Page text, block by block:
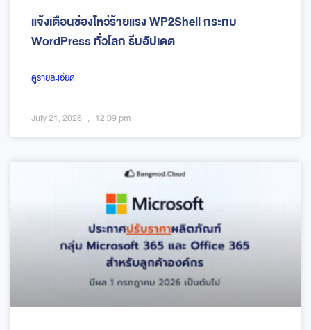
แจ้งเตือนช่องโหว่ร้ายแรง WP2Shell กระทบ
WordPress ทั่วโลก รีบอัปเดต
ดูรายละเอียด
July 21, 2026 12:09 pm